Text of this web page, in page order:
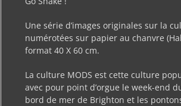
Une série d’images originales sur la
numérotées sur papier au chanvre
format 40 X 60 cm.
La culture MODS est cette culture
avec pour point d’orgue le week-end
bord de mer de Brighton et les